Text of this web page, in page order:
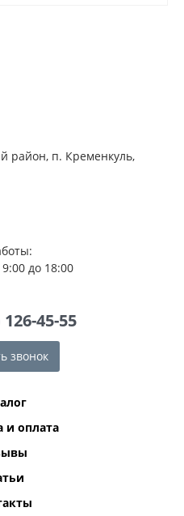
район, п. Кременкуль,
до 18:00
45-55
звонок
и оплата